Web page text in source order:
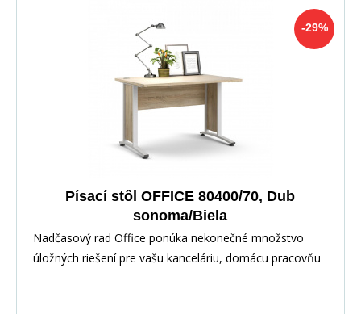
-29%
Písací stôl OFFICE 80400/70, Dub
sonoma/Biela
Nadčasový rad Office ponúka nekonečné množstvo
úložných riešení pre vašu kanceláriu, domácu pracovňu